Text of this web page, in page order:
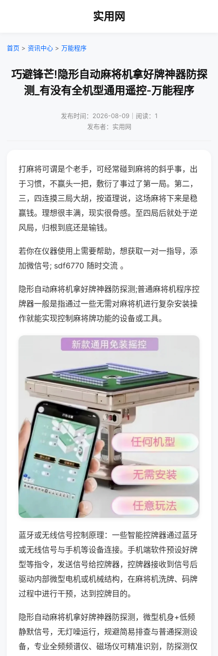
实用网
首页 > 资讯中心 > 万能程序
巧避锋芒!隐形自动麻将机拿好牌神器防探
测_有没有全机型通用遥控-万能程序
发布时间：2026-08-09｜阅读：1
发布者：实用网
打麻将可谓是个老手，可经常碰到麻将的斜乎事，出
于习惯，不赢头一把，敷衍了事过了第一局。第二，
三，四连摸三局大胡，按道理说，这场麻将下来是稳
赢钱。理想很丰满，现实很骨感。至四局后就处于逆
风局，归根到底还是输钱。
若你在仪器使用上需要帮助，想获取一对一指导，添
加微信号; sdf6770 随时交流 。
隐形自动麻将机拿好牌神器防探测;普通麻将机程序控
牌器一般是指通过一些无需对麻将机进行复杂安装操
作就能实现控制麻将牌功能的设备或工具。
蓝牙或无线信号控制原理：一些智能控牌器通过蓝牙
或无线信号与手机等设备连接。手机端软件预设好牌
型等指令，发送信号给控牌器，控牌器接收到信号后
驱动内部微型电机或机械结构，在麻将机洗牌、码牌
过程中进行干预，达到控牌目的。
隐形自动麻将机拿好牌神器防探测，微型机身+低频
静默信号，无灯噪运行，规避简易排查与普通探测设
备，专业全频频谱仪、磁场仪可精准识别，防探测仅